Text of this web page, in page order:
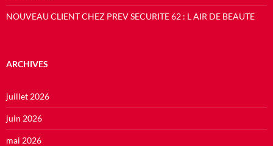
NOUVEAU CLIENT CHEZ PREV SECURITE 62 : L AIR DE BEAUTE
ARCHIVES
juillet 2026
juin 2026
mai 2026